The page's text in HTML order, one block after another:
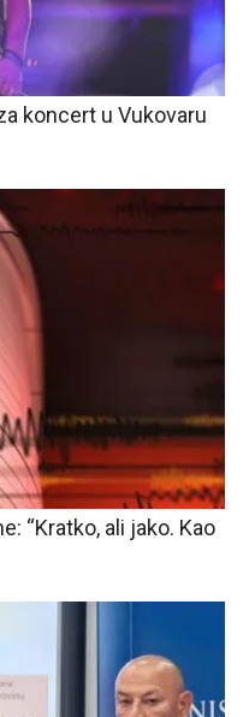
koncert u Vukovaru
“Kratko, ali jako. Kao